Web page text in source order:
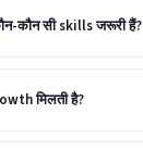
कौन सी skills जरूरी हैं?
मिलती है?